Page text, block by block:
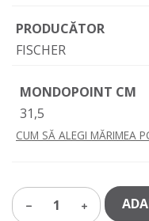
PRODUCĂTOR
FISCHER
MONDOPOINT CM
31,5
CUM SĂ ALEGI MĂRIMEA
1